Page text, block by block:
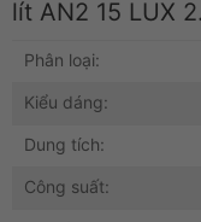
lít AN2 15 LUX
Phân loại:
Kiểu dáng:
Dung tích:
Công suất: